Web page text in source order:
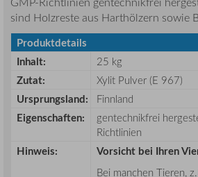
sind Holzreste aus Harthölzern sowie
Produktdetails
Inhalt:
25 kg
Zutat: Xylit Pulver (E 967)
Ursprungsland: Finnland
Eigenschaften:
gentechnikfrei
Richtlinien
Hinweis: Vorsicht bei Ihren
Bei manchen Tieren,